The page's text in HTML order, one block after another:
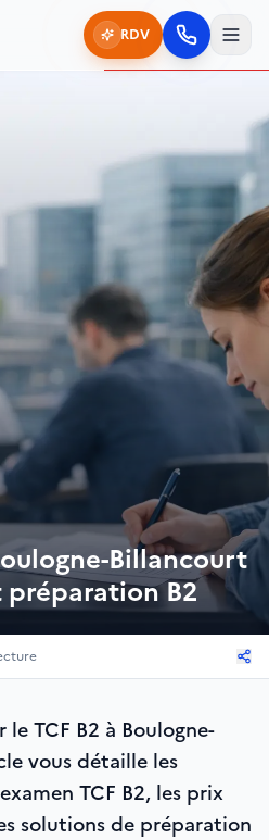
RDV
Billancourt
B2
TCF B2 à Boulogne-
vous détaille les
TCF B2, les prix
solutions de préparation